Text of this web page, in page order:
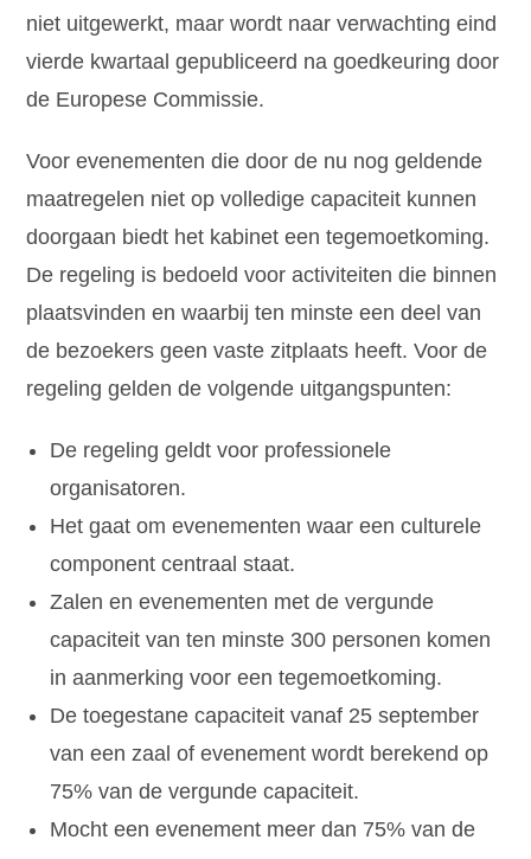
niet uitgewerkt, maar wordt naar verwachting eind
vierde kwartaal gepubliceerd na goedkeuring door
de Europese Commissie.
Voor evenementen die door de nu nog geldende
maatregelen niet op volledige capaciteit kunnen
doorgaan biedt het kabinet een tegemoetkoming.
De regeling is bedoeld voor activiteiten die binnen
plaatsvinden en waarbij ten minste een deel van
de bezoekers geen vaste zitplaats heeft. Voor de
regeling gelden de volgende uitgangspunten:
De regeling geldt voor professionele
organisatoren.
Het gaat om evenementen waar een culturele
component centraal staat.
Zalen en evenementen met de vergunde
capaciteit van ten minste 300 personen komen
in aanmerking voor een tegemoetkoming.
De toegestane capaciteit vanaf 25 september
van een zaal of evenement wordt berekend op
75% van de vergunde capaciteit.
Mocht een evenement meer dan 75% van de